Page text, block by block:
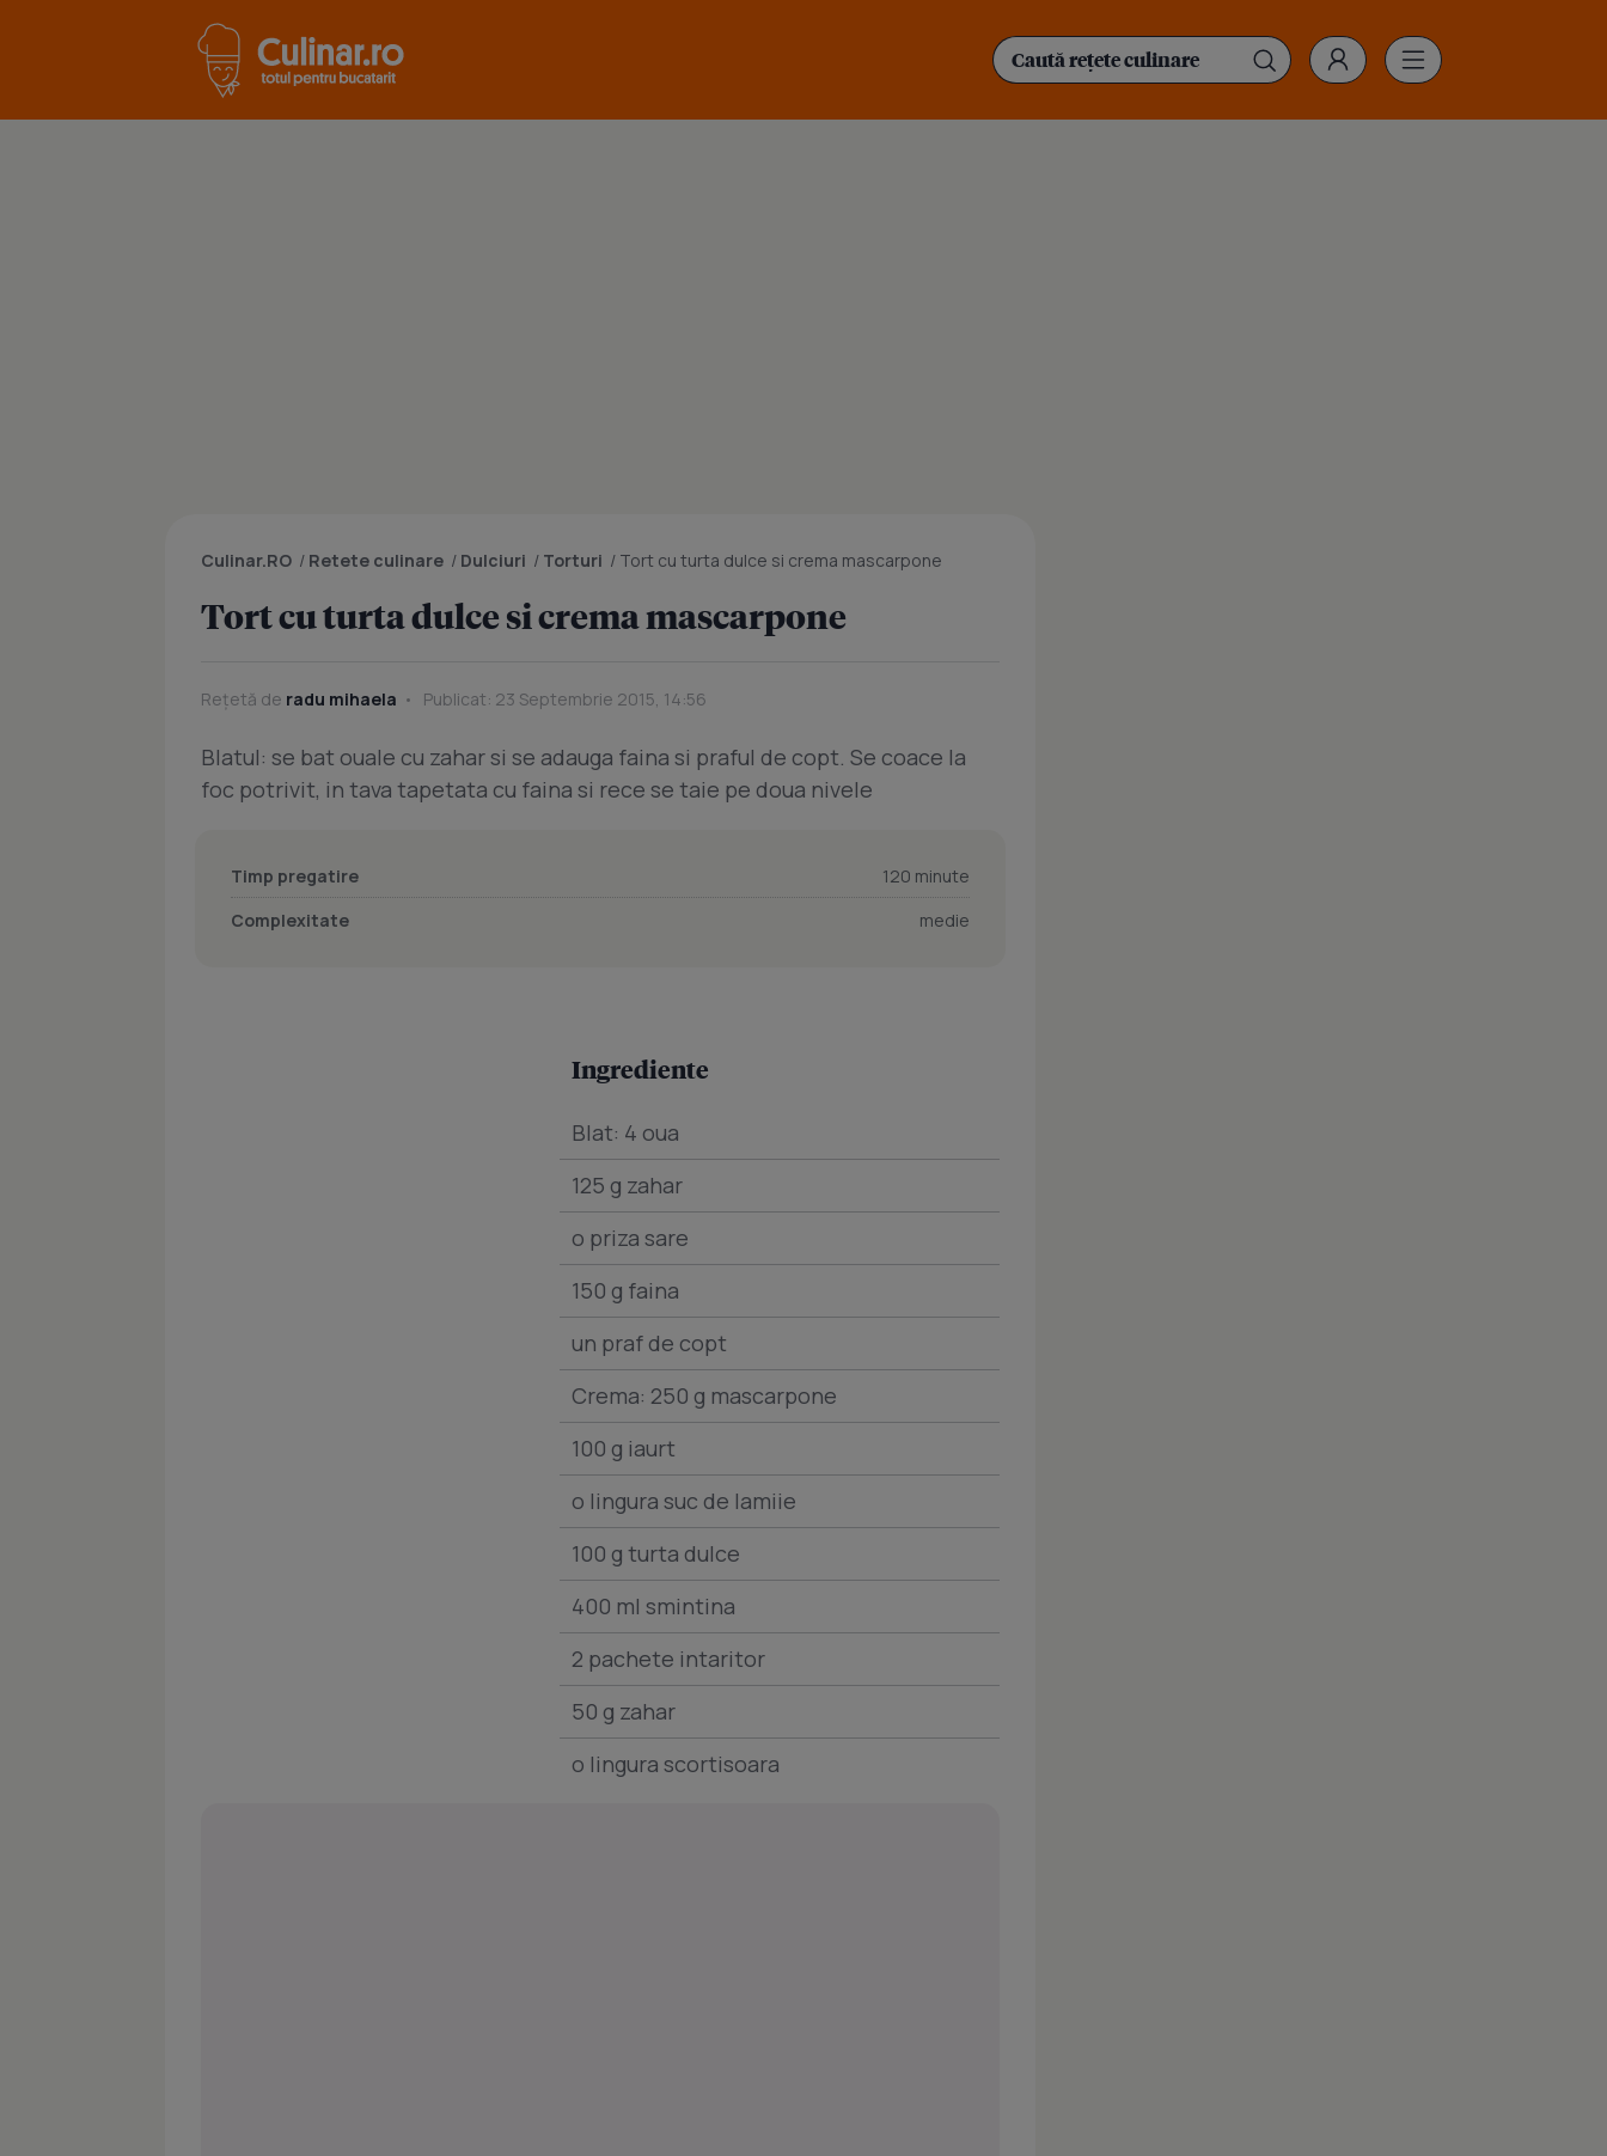
Culinar.RO / Retete culinare / Dulciuri / Torturi / Tort cu turta dulce si crema mascarpone
Tort cu turta dulce si crema mascarpone
Rețetă de radu mihaela Publicat: 23 Septembrie 2015, 14:56
Blatul: se bat ouale cu zahar si se adauga faina si praful de copt. Se coace la
foc potrivit, in tava tapetata cu faina si rece se taie pe doua nivele
Timp pregatire
120 minute
Complexitate
medie
Ingrediente
Blat: 4 oua
125 g zahar
o priza sare
150 g faina
un praf de copt
Crema: 250 g mascarpone
100 g iaurt
o lingura suc de lamiie
100 g turta dulce
400 ml smintina
2 pachete intaritor
50 g zahar
o lingura scortisoara